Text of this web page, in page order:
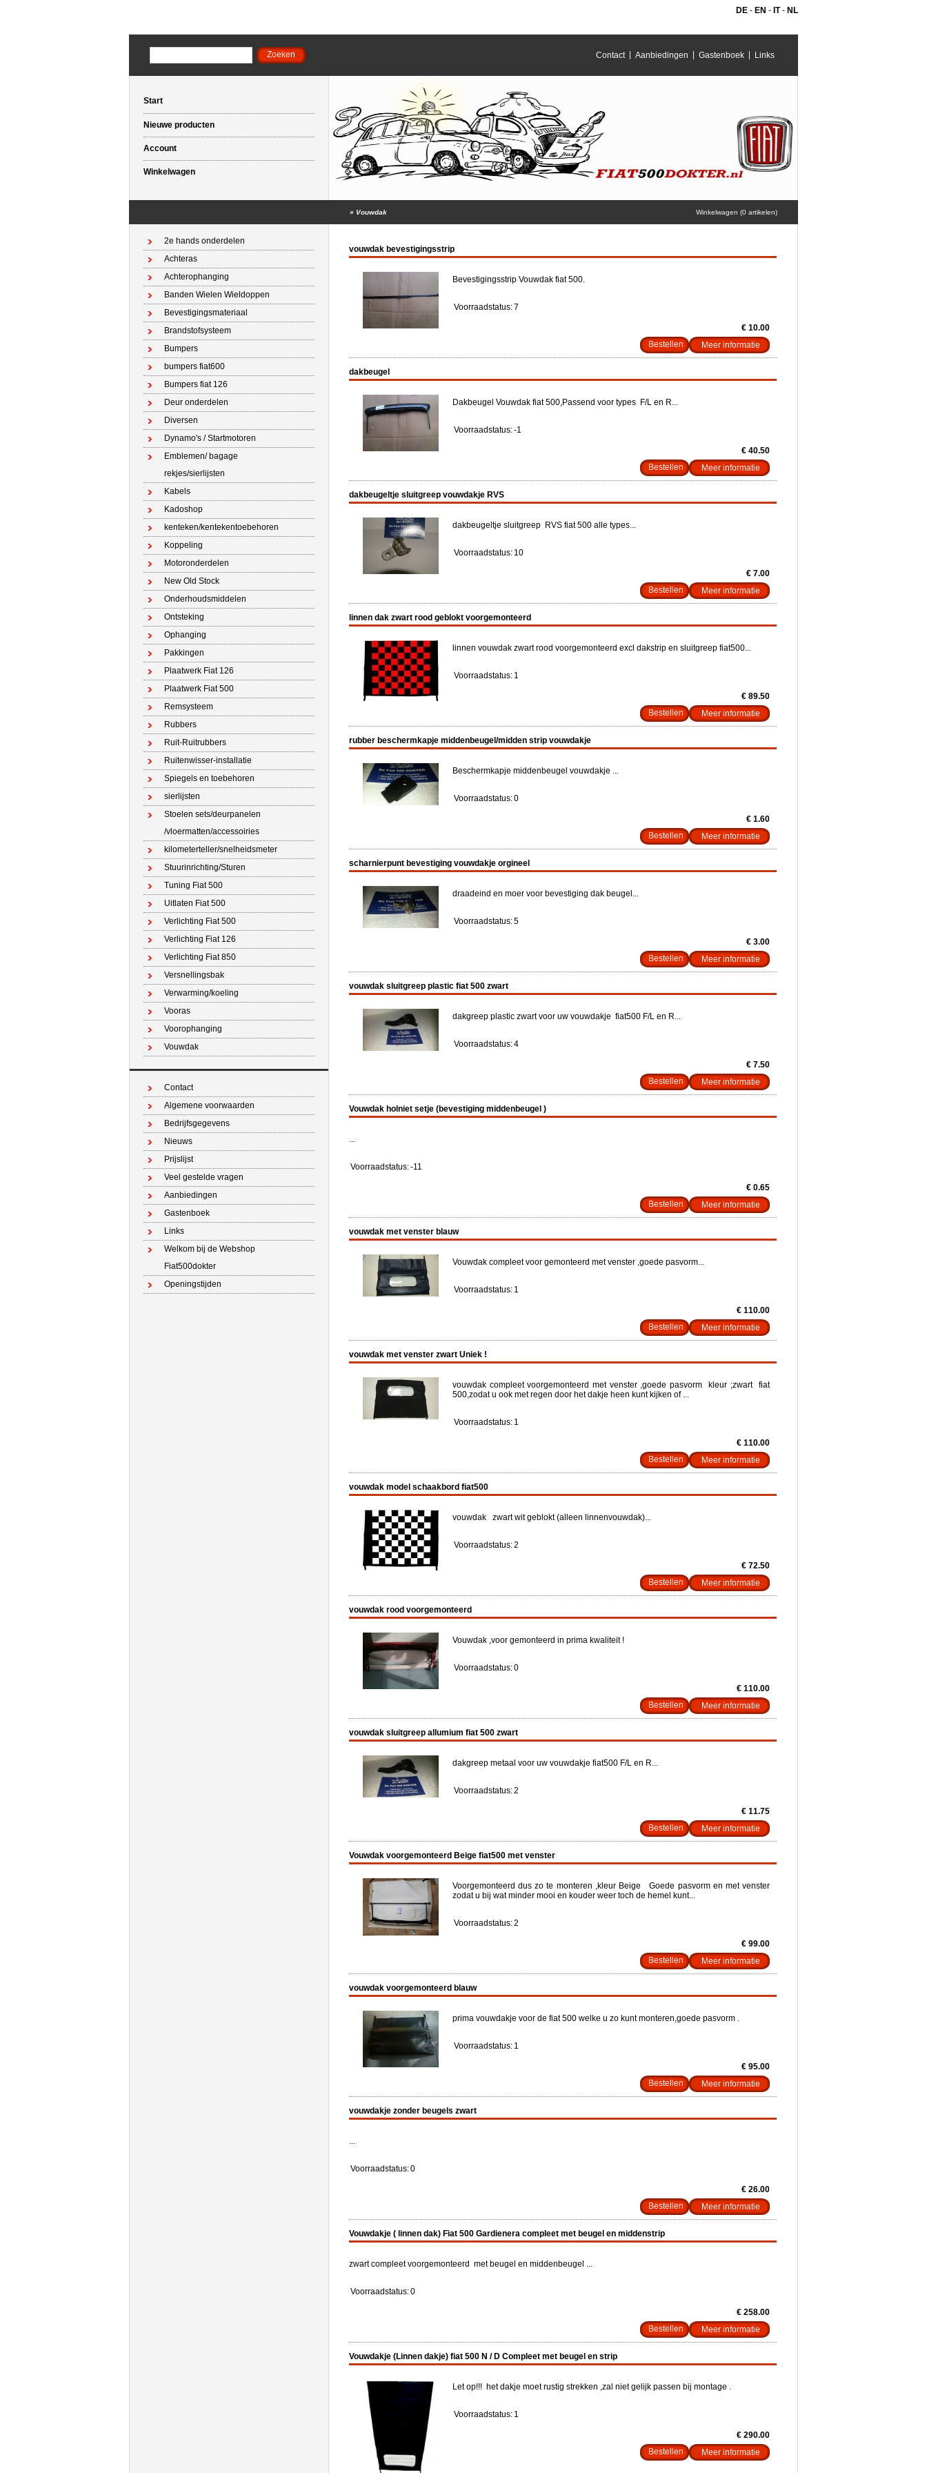
DE - EN - IT- NL
Contact Aanbiedingen Gastenboek Links
Start
Nieuwe producten
Account
Winkelwagen
» Vouwdak Winkelwagen (0 artikelen)
2e hands onderdelen
Achteras
Achterophanging
Banden Wielen Wieldoppen
Bevestigingsmateriaal
Brandstofsysteem
Bumpers
bumpers fiat600
Bumpers fiat 126
Deur onderdelen
Diversen
Dynamo's / Startmotoren
Emblemen/ bagage
rekjes/sierlijsten
Kabels
Kadoshop
kenteken/kentekentoebehoren
Koppeling
Motoronderdelen
New Old Stock
Onderhoudsmiddelen
Ontsteking
Ophanging
Pakkingen
Plaatwerk Fiat 126
Plaatwerk Fiat 500
Remsysteem
Rubbers
Ruit-Ruitrubbers
Ruitenwisser-installatie
Spiegels en toebehoren
sierlijsten
Stoelen sets/deurpanelen
/vloermatten/accessoiries
kilometerteller/snelheidsmeter
Stuurinrichting/Sturen
Tuning Fiat 500
Uitlaten Fiat 500
Verlichting Fiat 500
Verlichting Fiat 126
Verlichting Fiat 850
Versnellingsbak
Verwarming/koeling
Vooras
Voorophanging
Vouwdak
Contact
Algemene voorwaarden
Bedrijfsgegevens
Nieuws
Prijslijst
Veel gestelde vragen
Aanbiedingen
Gastenboek
Links
Welkom bij de Webshop
Fiat500dokter
Openingstijden
vouwdak bevestigingsstrip
Bevestigingsstrip Vouwdak fiat 500.
Voorraadstatus:7
€ 10.00
Meer informatie
dakbeugel
Dakbeugel Vouwdak fiat 500,Passend voor types F/L en R...
Voorraadstatus:-1
€ 40.50
Meer informatie
dakbeugeltje sluitgreep vouwdakje RVS
dakbeugeltje sluitgreep RVS fiat 500 alle types...
Voorraadstatus: 10
€ 7.00
Meer informatie
linnen dak zwart rood geblokt voorgemonteerd
linnen vouwdak zwart rood voorgemonteerd excl dakstrip en sluitgreep fiat500...
Voorraadstatus: 1
€ 89.50
Meer informatie
rubber beschermkapje middenbeugel/midden strip vouwdakje
Beschermkapje middenbeugel vouwdakje ...
Voorraadstatus:0
€ 1.60
Meer informatie
scharnierpunt bevestiging vouwdakje orgineel
draadeind en moer voor bevestiging dak beugel...
Voorraadstatus:5
€ 3.00
Meer informatie
vouwdak sluitgreep plastic fiat 500 zwart
dakgreep plastic zwart voor uw vouwdakje fiat500 F/L en R...
Voorraadstatus:4
€ 7.50
Meer informatie
Vouwdak holniet setje (bevestiging middenbeugel )
...
Voorraadstatus:-11
€ 0.65
Meer informatie
vouwdak met venster blauw
Vouwdak compleet voor gemonteerd met venster ,goede pasvorm...
Voorraadstatus: 1
€ 110.00
Meer informatie
vouwdak met venster zwart Uniek !
vouwdak compleet voorgemonteerd met venster ,goede pasvorm kleur ;zwart fiat
500,zodat u ook met regen door het dakje heen kunt kijken of ...
Voorraadstatus: 1
€ 110.00
Meer informatie
vouwdak model schaakbord fiat500
vouwdak zwart wit geblokt (alleen linnenvouwdak)...
Voorraadstatus:2
€ 72.50
Meer informatie
vouwdak rood voorgemonteerd
Vouwdak ,voor gemonteerd in prima kwaliteit !
Voorraadstatus:0
€ 110.00
Meer informatie
vouwdak sluitgreep allumium fiat 500 zwart
dakgreep metaal voor uw vouwdakje fiat500 F/L en R...
Voorraadstatus:2
€ 11.75
Meer informatie
Vouwdak voorgemonteerd Beige fiat500 met venster
Voorgemonteerd dus zo te monteren ,kleur Beige Goede pasvorm en met venster
zodat u bij wat minder mooi en kouder weer toch de hemel kunt...
Voorraadstatus:2
€ 99.00
Meer informatie
vouwdak voorgemonteerd blauw
prima vouwdakje voor de fiat 500 welke u zo kunt monteren,goede pasvorm .
Voorraadstatus: 1
€ 95.00
Meer informatie
vouwdakje zonder beugels zwart
...
Voorraadstatus:0
€ 26.00
Meer informatie
Vouwdakje ( linnen dak) Fiat 500 Gardienera compleet met beugel en middenstrip
zwart compleet voorgemonteerd met beugel en middenbeugel ...
Voorraadstatus:0
€ 258.00
Meer informatie
Vouwdakje (Linnen dakje) fiat 500 N / D Compleet met beugel en strip
Let op!!! het dakje moet rustig strekken ,zal niet gelijk passen bij montage .
Voorraadstatus: 1
€ 290.00
Meer informatie